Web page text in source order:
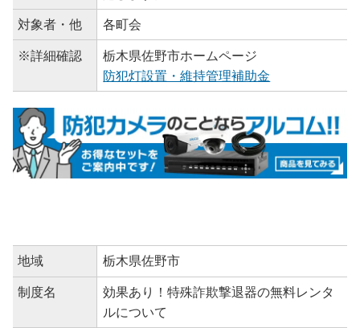
対象者・他 各町会
※詳細確認
栃木県佐野市ホームページ
防犯灯設置・維持管理補助金
地域 栃木県佐野市
制度名
効果あり！特殊詐欺撃退器の無料レンタ
ルについて